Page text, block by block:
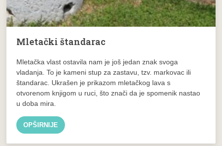
Mletački štandarac
Mletačka vlast ostavila nam je još jedan znak svoga
vladanja. To je kameni stup za zastavu, tzv. markovac ili
štandarac. Ukrašen je prikazom mletačkog lava s
otvorenom knjigom u ruci, što znači da je spomenik nastao
u doba mira.
OPŠIRNIJE